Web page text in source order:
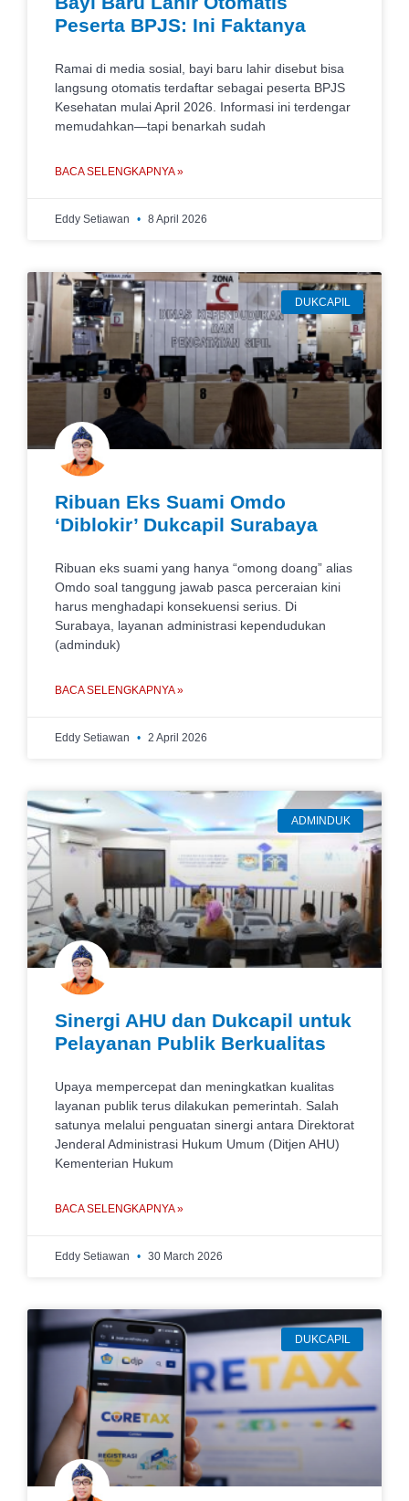
Peserta BPJS: Ini Faktanya
Ramai di media sosial, bayi baru lahir disebut bisa
langsung otomatis terdaftar sebagai peserta BPJS
Kesehatan mulai April 2026. Informasi ini terdengar
memudahkan—tapi benarkah sudah
BACA SELENGKAPNYA »
Eddy Setiawan 8 April 2026
DUKCAPIL
Ribuan Eks Suami Omdo
‘Diblokir’ Dukcapil Surabaya
Ribuan eks suami yang hanya “omong doang” alias
Omdo soal tanggung jawab pasca perceraian kini
harus menghadapi konsekuensi serius. Di
Surabaya, layanan administrasi kependudukan
(adminduk)
BACA SELENGKAPNYA »
Eddy Setiawan 2 April 2026
ADMINDUK
Sinergi AHU dan Dukcapil untuk
Pelayanan Publik Berkualitas
Upaya mempercepat dan meningkatkan kualitas
layanan publik terus dilakukan pemerintah. Salah
satunya melalui penguatan sinergi antara Direktorat
Jenderal Administrasi Hukum Umum (Ditjen AHU)
Kementerian Hukum
BACA SELENGKAPNYA »
Eddy Setiawan 30 March 2026
DUKCAPIL